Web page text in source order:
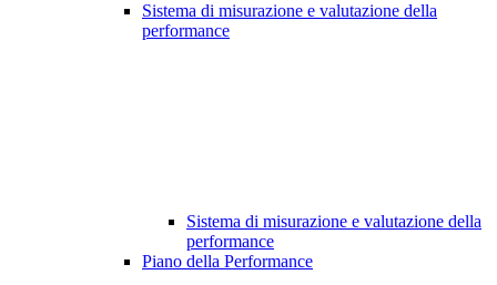
Sistema di misurazione e valutazione della
performance
Sistema di misurazione e valutazione della
performance
Piano della Performance